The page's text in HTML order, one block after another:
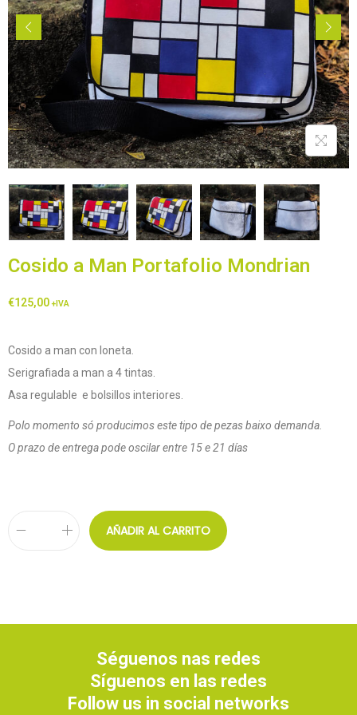
Cosido a Man Portafolio Mondrian
€125,00 +IVA
Cosido a man con loneta.
Serigrafiada a man a 4 tintas.
Asa regulable e bolsillos interiores.
Polo momento só producimos este tipo de pezas baixo demanda.
O prazo de entrega pode oscilar entre 15 e 21 días
AÑADIR AL CARRITO
Séguenos nas redes
Síguenos en las redes
Follow us in social networks